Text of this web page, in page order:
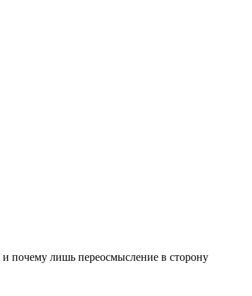
и почему лишь переосмысление в сторону